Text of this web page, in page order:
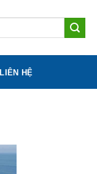
LIÊN HỆ